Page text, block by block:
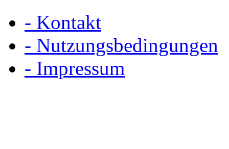
- Kontakt
- Nutzungsbedingungen
- Impressum